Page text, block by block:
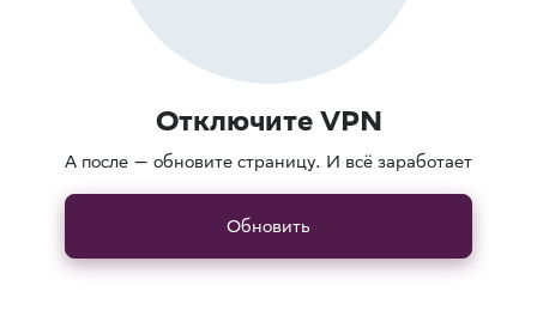
Отключите VPN
А после — обновите страницу. И всё заработает
Обновить